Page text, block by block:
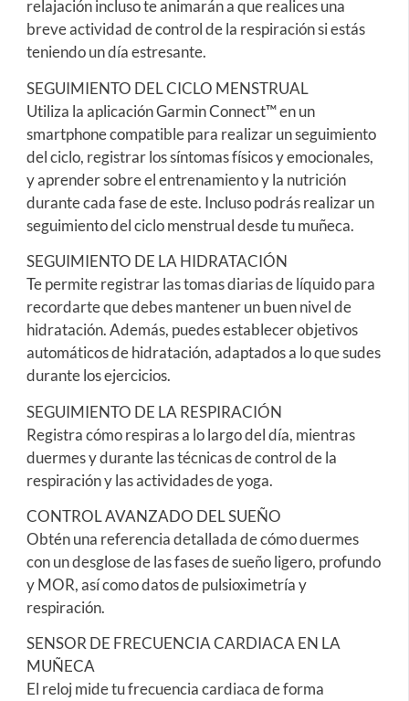
relajación incluso te animarán a que realices una
breve actividad de control de la respiración si estás
teniendo un día estresante.
SEGUIMIENTO DEL CICLO MENSTRUAL
Utiliza la aplicación Garmin Connect™ en un
smartphone compatible para realizar un seguimiento
del ciclo, registrar los síntomas físicos y emocionales,
y aprender sobre el entrenamiento y la nutrición
durante cada fase de este. Incluso podrás realizar un
seguimiento del ciclo menstrual desde tu muñeca.
SEGUIMIENTO DE LA HIDRATACIÓN
Te permite registrar las tomas diarias de líquido para
recordarte que debes mantener un buen nivel de
hidratación. Además, puedes establecer objetivos
automáticos de hidratación, adaptados a lo que sudes
durante los ejercicios.
SEGUIMIENTO DE LA RESPIRACIÓN
Registra cómo respiras a lo largo del día, mientras
duermes y durante las técnicas de control de la
respiración y las actividades de yoga.
CONTROL AVANZADO DEL SUEÑO
Obtén una referencia detallada de cómo duermes
con un desglose de las fases de sueño ligero, profundo
y MOR, así como datos de pulsioximetría y
respiración.
SENSOR DE FRECUENCIA CARDIACA EN LA
MUÑECA
El reloj mide tu frecuencia cardiaca de forma